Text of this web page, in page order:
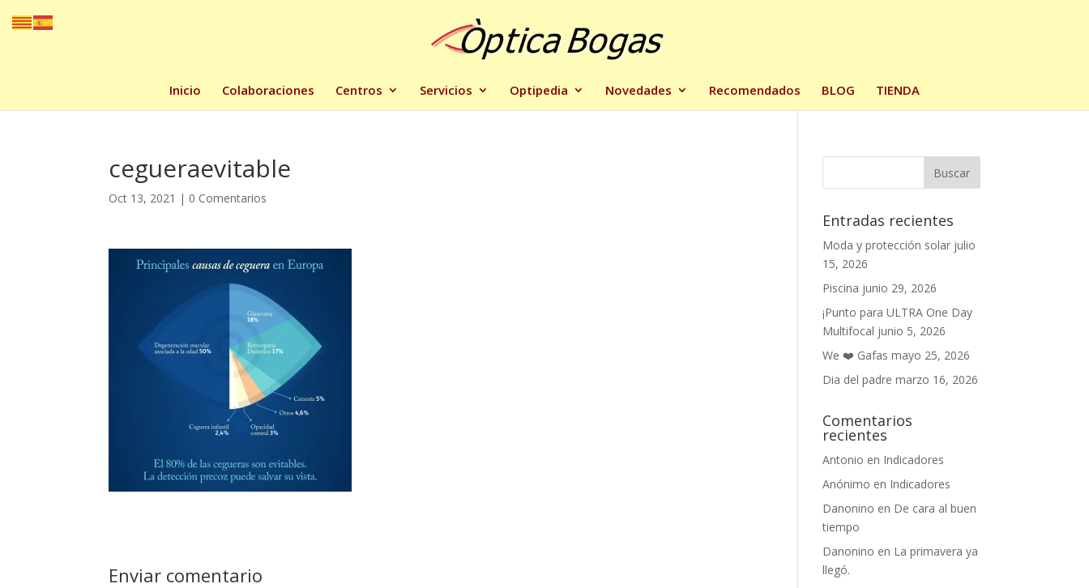
Inicio Colaboraciones Centros Servicios Optipedia Novedades Recomendados BLOG TIENDA
cegueraevitable
Oct 13, 2021 | 0 Comentarios
Enviar comentario
Entradas recientes
Moda y protección solar julio
15, 2026
Piscina junio 29, 2026
¡Punto para ULTRA One Day
Multifocal junio 5, 2026
We ❤️ Gafas mayo 25, 2026
Dia del padre marzo 16, 2026
Comentarios
recientes
Antonio en Indicadores
Anónimo en Indicadores
Danonino en De cara al buen
tiempo
Danonino en La primavera ya
llegó.